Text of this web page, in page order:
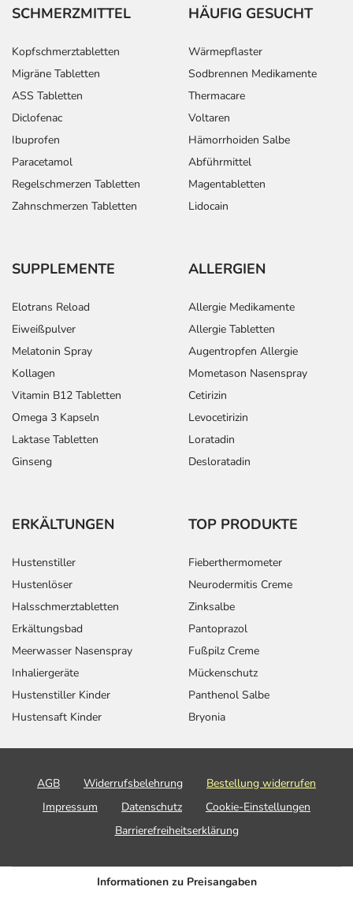
SCHMERZMITTEL
Kopfschmerztabletten
Migräne Tabletten
ASS Tabletten
Diclofenac
Ibuprofen
Paracetamol
Regelschmerzen Tabletten
Zahnschmerzen Tabletten
HÄUFIG GESUCHT
Wärmepflaster
Sodbrennen Medikamente
Thermacare
Voltaren
Hämorrhoiden Salbe
Abführmittel
Magentabletten
Lidocain
SUPPLEMENTE
Elotrans Reload
Eiweißpulver
Melatonin Spray
Kollagen
Vitamin B12 Tabletten
Omega 3 Kapseln
Laktase Tabletten
Ginseng
ALLERGIEN
Allergie Medikamente
Allergie Tabletten
Augentropfen Allergie
Mometason Nasenspray
Cetirizin
Levocetirizin
Loratadin
Desloratadin
ERKÄLTUNGEN
Hustenstiller
Hustenlöser
Halsschmerztabletten
Erkältungsbad
Meerwasser Nasenspray
Inhaliergeräte
Hustenstiller Kinder
Hustensaft Kinder
TOP PRODUKTE
Fieberthermometer
Neurodermitis Creme
Zinksalbe
Pantoprazol
Fußpilz Creme
Mückenschutz
Panthenol Salbe
Bryonia
AGB Widerrufsbelehrung
Bestellung widerrufen
Impressum
Datenschutz
Cookie-Einstellungen
Barrierefreiheitserklärung
Informationen zu Preisangaben